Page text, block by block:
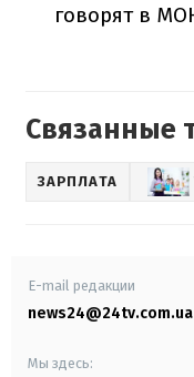
говорят в
Связанные
ЗАРПЛАТА
E-mail редакции
news24@24tv.com.ua
Мы здесь: